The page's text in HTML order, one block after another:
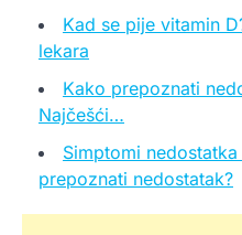
Kad se pije vitamin
lekara
Kako prepoznati
Najčešći…
Simptomi
prepoznati nedostatak?